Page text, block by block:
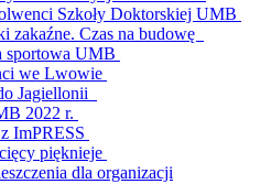
Szkoły Doktorskiej UMB
zakaźne. Czas na budowę
sportowa UMB
we Lwowie
Jagiellonii
2022 r.
ImPRESS
pięknieje
dla organizacji